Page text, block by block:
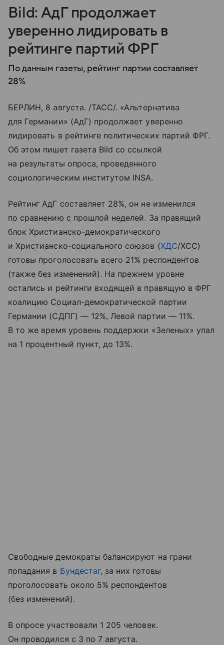
Bild: АдГ продолжает
уверенно лидировать в
рейтинге партий ФРГ
По данным газеты, рейтинг партии составляет
28%
БЕРЛИН, 8 августа. /ТАСС/. «Альтернатива
для Германии» (АдГ) продолжает уверенно
лидировать в рейтинге политических партий ФРГ.
Об этом пишет газета Bild со ссылкой
на результаты опроса, проведенного
социологическим институтом INSA.
Рейтинг АдГ составляет 28%, он не изменился
по сравнению с прошлой неделей. За правящий
блок Христианско-демократического
и Христианско-социального союзов (ХДС/ХСС)
готовы проголосовать всего 21% респондентов
(также без изменений). На прежнем уровне
остались и рейтинги входящей в правящую в ФРГ
коалицию Социал-демократической партии
Германии (СДПГ) — 12%, Левой партии — 11%.
В то же время уровень поддержки «Зеленых» упал
на 1 процентный пункт, до 13%.
Свободные демократы балансируют на грани
попадания в Бундестаг, за них готовы
проголосовать около 5% респондентов
(без изменений).
В опросе участвовали 1 205 человек.
Он проводился с 3 по 7 августа.